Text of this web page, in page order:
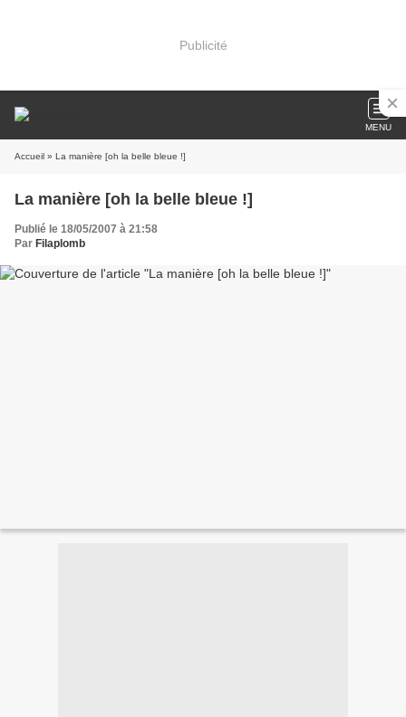
Publicité
MENU
Accueil » La manière [oh la belle bleue !]
La manière [oh la belle bleue !]
Publié le 18/05/2007 à 21:58
Par Filaplomb